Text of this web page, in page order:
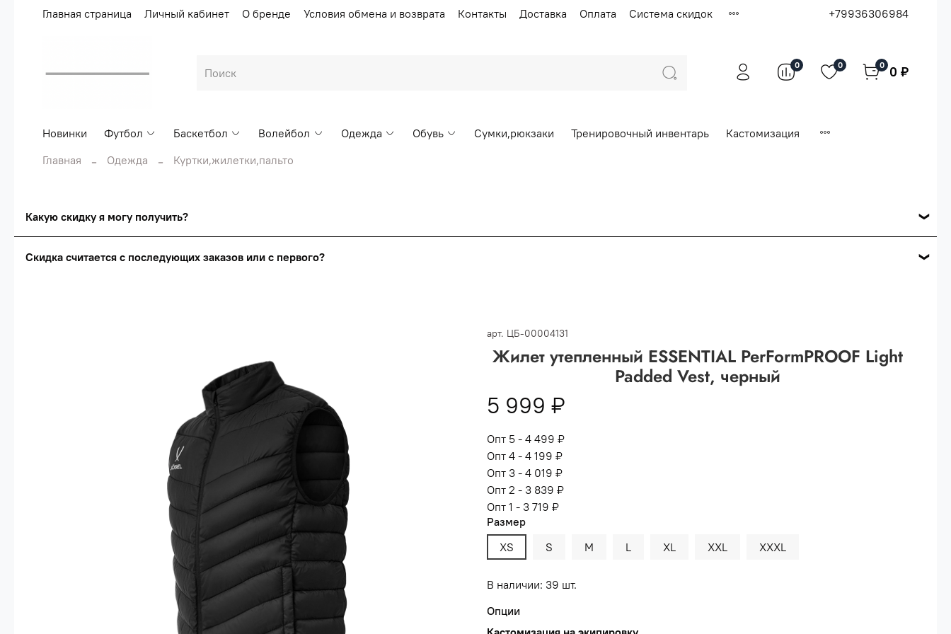
Главная страница Личный кабинет О бренде Условия обмена и возврата Контакты Доставка Оплата Система скидок +79936306984
0 0 0 0 ₽
Новинки Футбол Баскетбол Волейбол Одежда Обувь Сумки,рюкзаки Тренировочный инвентарь
Кастомизация
Главная
Одежда Куртки,жилетки,пальто
Какую скидку я могу получить?
сумма всех заказов за 6 месяцев - 30.000 рублей.
- сумма всех заказов за 6 месяцев 80.000 рублей
Опт 2
Опт 1 (38%) -
Скидка считается с последующих заказов или с первого?
арт. ЦБ-00004131
Жилет утепленный ESSENTIAL PerFormPROOF Light
Padded Vest, черный
5 999 ₽
Опт 5 - 4 499 ₽
Опт 4 - 4 199 ₽
Опт 3 - 4 019 ₽
Опт 2 - 3 839 ₽
Опт 1 - 3 719 ₽
Размер
XS
S M L XL XXL XXXL
В наличии: 39 шт.
Опции